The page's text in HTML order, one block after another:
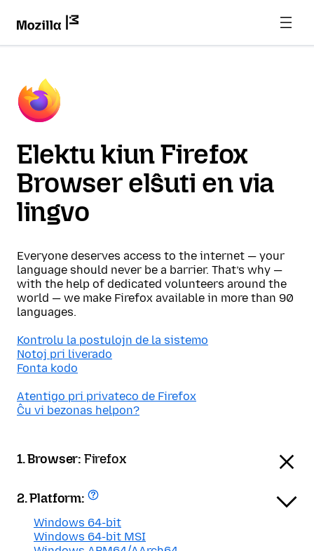
Elektu kiun Firefox
Browser elŝuti en via
lingvo
Everyone deserves access to the internet — your
language should never be a barrier. That’s why —
with the help of dedicated volunteers around the
world — we make Firefox available in more than 90
languages.
Kontrolu la postulojn de la sistemo
Notoj pri liverado
Fonta kodo
Atentigo pri privateco de Firefox
Ĉu vi bezonas helpon?
1. Browser: Firefox
2. Platform:
Windows 64-bit
Windows 64-bit MSI